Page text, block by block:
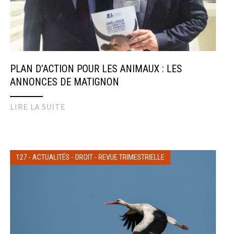
PLAN D’ACTION POUR LES ANIMAUX : LES
ANNONCES DE MATIGNON
LIRE LA SUITE
127 - ACTUALITÉS - DROIT - REVUE TRIMESTRIELLE